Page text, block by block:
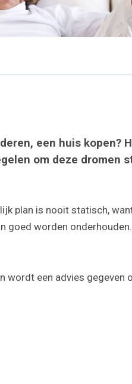
een huis kopen?
om deze dromen
plan is nooit statisch,
goed worden onderhouden.
wordt een advies gegeven